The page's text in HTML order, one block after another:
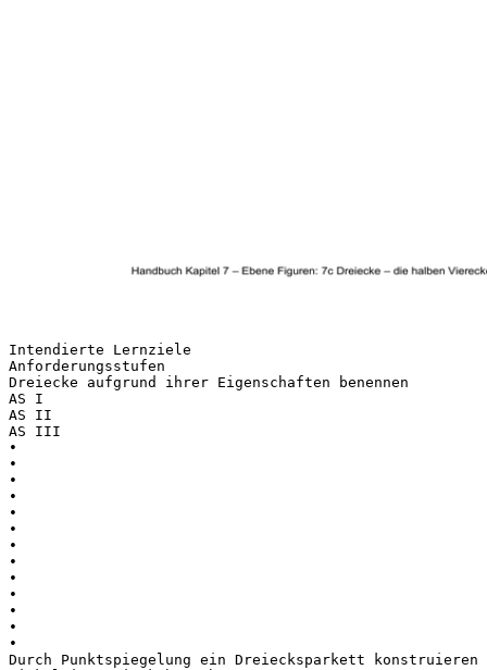
Intendierte Lernziele
Anforderungsstufen
Dreiecke aufgrund ihrer Eigenschaften benennen
AS I
AS II
AS III
•
•
•
•
•
•
•
•
•
•
•
•
•
Durch Punktspiegelung ein Dreiecksparkett konstruieren